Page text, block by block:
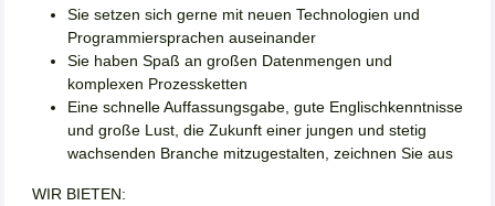
Sie setzen sich gerne mit neuen Technologien und
Programmiersprachen auseinander
Sie haben Spaß an großen Datenmengen und
komplexen Prozessketten
Eine schnelle Auffassungsgabe, gute Englischkenntnisse
und große Lust, die Zukunft einer jungen und stetig
wachsenden Branche mitzugestalten, zeichnen Sie aus
WIR BIETEN: